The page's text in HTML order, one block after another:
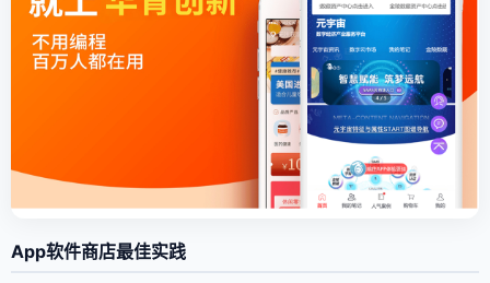
App软件商店最佳实践